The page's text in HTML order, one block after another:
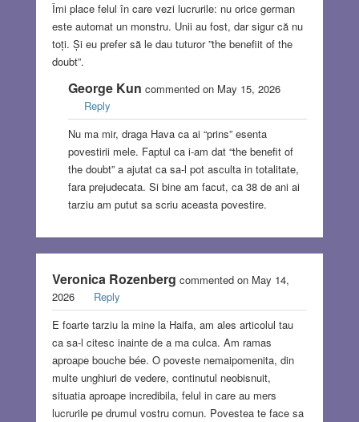
Îmi place felul în care vezi lucrurile: nu orice german
este automat un monstru. Unii au fost, dar sigur că nu
toți. Și eu prefer să le dau tuturor ”the benefiit of the
doubt”.
George Kun commented on May 15, 2026
Reply
Nu ma mir, draga Hava ca ai “prins” esenta
povestirii mele. Faptul ca i-am dat “the benefit of
the doubt” a ajutat ca sa-l pot asculta in totalitate,
fara prejudecata. Si bine am facut, ca 38 de ani ai
tarziu am putut sa scriu aceasta povestire.
Veronica Rozenberg commented on May 14,
2026
Reply
E foarte tarziu la mine la Haifa, am ales articolul tau
ca sa-l citesc inainte de a ma culca. Am ramas
aproape bouche bée. O poveste nemaipomenita, din
multe unghiuri de vedere, continutul neobisnuit,
situatia aproape incredibila, felul in care au mers
lucrurile pe drumul vostru comun. Povestea te face sa